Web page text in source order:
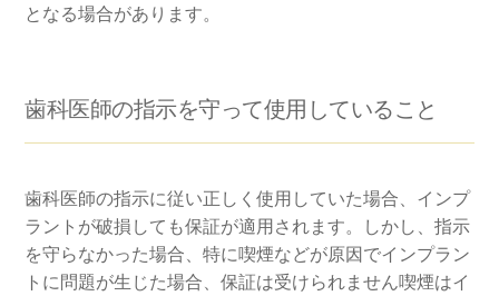
となる場合があります。
歯科医師の指示を守って使用していること
歯科医師の指示に従い正しく使用していた場合、インプ
ラントが破損しても保証が適用されます。しかし、指示
を守らなかった場合、特に喫煙などが原因でインプラン
トに問題が生じた場合、保証は受けられません喫煙はイ